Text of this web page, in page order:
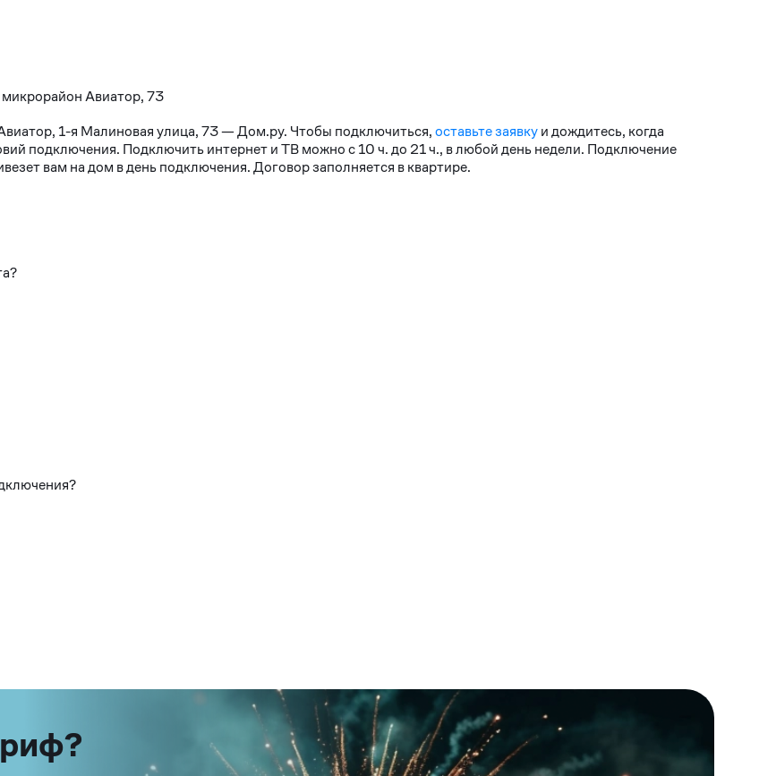
Авиатор, 73
1-я Малиновая улица, 73 — Дом.ру. Чтобы подключиться,оставьте заявкуи дождитесь, когда
подключения. Подключить интернет и ТВ можно с 10 ч. до 21 ч., в любой день недели. Подключение
вам на дом в день подключения. Договор заполняется в квартире.